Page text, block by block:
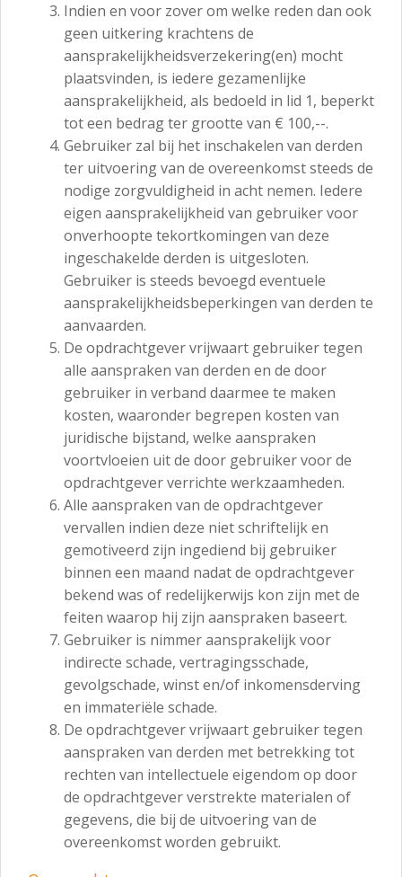
Indien en voor zover om welke reden dan ook
geen uitkering krachtens de
aansprakelijkheidsverzekering(en) mocht
plaatsvinden, is iedere gezamenlijke
aansprakelijkheid, als bedoeld in lid 1, beperkt
tot een bedrag ter grootte van € 100,--.
Gebruiker zal bij het inschakelen van derden
ter uitvoering van de overeenkomst steeds de
nodige zorgvuldigheid in acht nemen. Iedere
eigen aansprakelijkheid van gebruiker voor
onverhoopte tekortkomingen van deze
ingeschakelde derden is uitgesloten.
Gebruiker is steeds bevoegd eventuele
aansprakelijkheidsbeperkingen van derden te
aanvaarden.
De opdrachtgever vrijwaart gebruiker tegen
alle aanspraken van derden en de door
gebruiker in verband daarmee te maken
kosten, waaronder begrepen kosten van
juridische bijstand, welke aanspraken
voortvloeien uit de door gebruiker voor de
opdrachtgever verrichte werkzaamheden.
Alle aanspraken van de opdrachtgever
vervallen indien deze niet schriftelijk en
gemotiveerd zijn ingediend bij gebruiker
binnen een maand nadat de opdrachtgever
bekend was of redelijkerwijs kon zijn met de
feiten waarop hij zijn aanspraken baseert.
Gebruiker is nimmer aansprakelijk voor
indirecte schade, vertragingsschade,
gevolgschade, winst en/of inkomensderving
en immateriële schade.
De opdrachtgever vrijwaart gebruiker tegen
aanspraken van derden met betrekking tot
rechten van intellectuele eigendom op door
de opdrachtgever verstrekte materialen of
gegevens, die bij de uitvoering van de
overeenkomst worden gebruikt.